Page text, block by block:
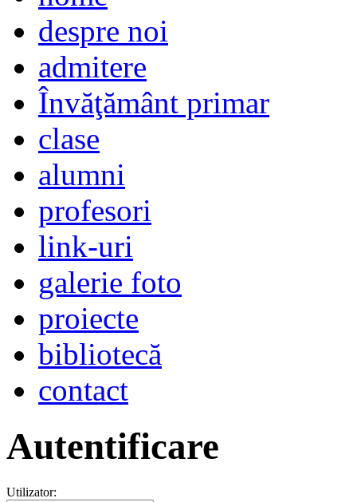
despre noi
admitere
Învăţământ primar
clase
alumni
profesori
link-uri
galerie foto
proiecte
bibliotecă
contact
Autentificare
Utilizator: